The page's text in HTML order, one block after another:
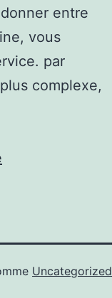
entre
vous
par
complexe,
Uncategorized